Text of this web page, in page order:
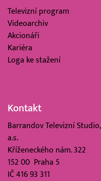
Televizní program
Videoarchiv
Akcionáři
Kariéra
Loga ke stažení
Kontakt
Barrandov Televizní Studio,
a.s.
Kříženeckého nám. 322
152 00 Praha 5
IČ 416 93 311